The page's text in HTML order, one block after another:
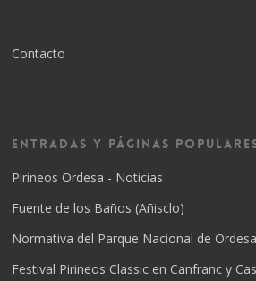
Contacto
Entradas y Páginas
Pirineos Ordesa - Noticias
Fuente de los Baños (Añisclo)
Normativa del Parque Nacional de
Festival Pirineos Classic en Canfranc y